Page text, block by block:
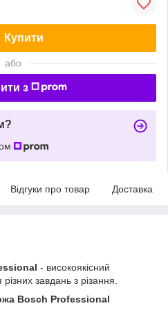
Купити
або
з
Відгуки про товар Доставка
- високоякісний
завдань з різання.
Bosch Professional